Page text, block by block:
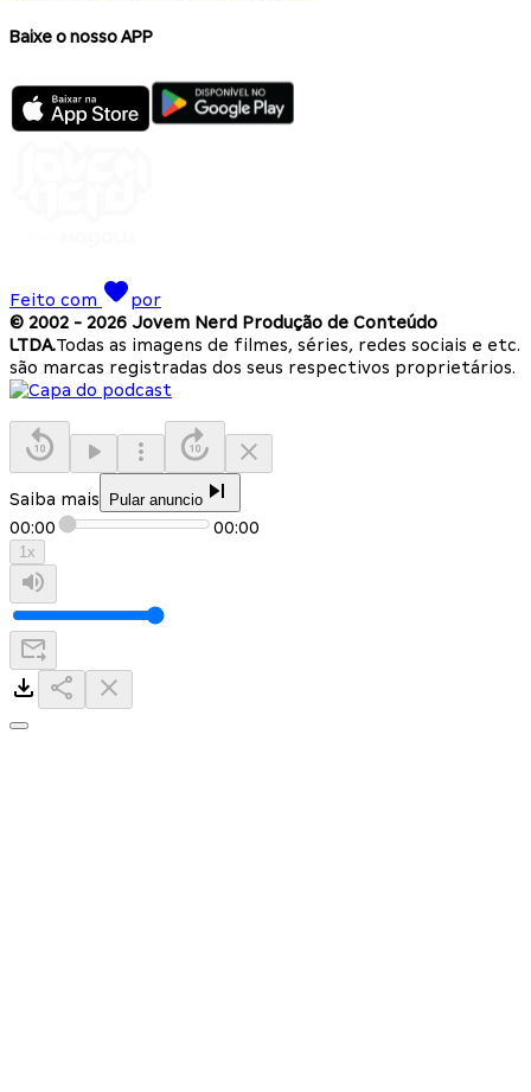
Baixe o nosso APP
Feito com
por
© 2002 - 2026 Jovem Nerd Produção de Conteúdo
LTDA.Todas as imagens de filmes, séries, redes sociais e etc.
são marcas registradas dos seus respectivos proprietários.
Saiba mais Pular anuncio
00:00 00:00
1x